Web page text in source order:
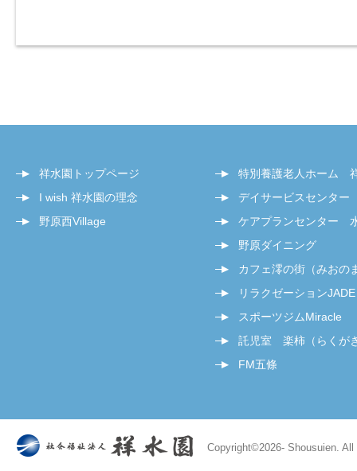
祥水園トップページ
I wish 祥水園の理念
野原西Village
特別養護老人ホーム
デイサービスセンタ
ケアプランセンター
野原ダイニング
カフェ澪の街（みおの
リラクゼーションJADE
スポーツジムMiracle
託児室 楽柿（らくが
FM五條
Copyright©2026- Shousuien.